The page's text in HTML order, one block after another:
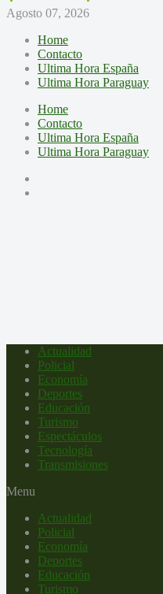
Agosto 07, 2026
Home
Contacto
Ultima Hora España
Ultima Hora Paraguay
Home
Contacto
Ultima Hora España
Ultima Hora Paraguay
Actualidad
Policial
Economía
Deportes
Educación
Turismo
Espectáculos
Tecnología
Transmisiones
Menu
Actualidad
Policial
Economía
Deportes
Educación
Turismo